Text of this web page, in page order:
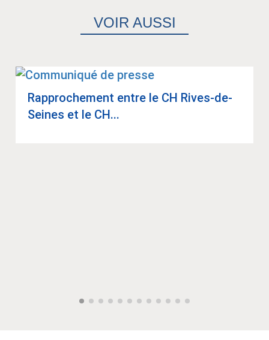
VOIR AUSSI
Rap­pro­che­ment entre le CH Rives-de-
Seines et le CH...